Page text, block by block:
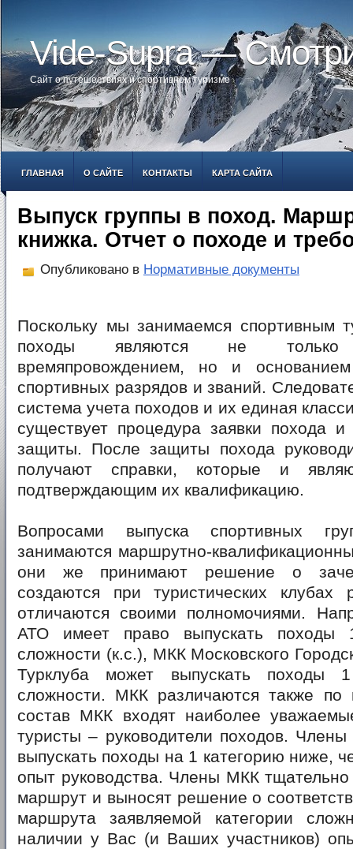
Vide-Supra —
Сайт о путешествиях и спортивном туризме
ГЛАВНАЯ О САЙТЕ КОНТАКТЫ КАРТА САЙТА
Выпуск группы в поход.
книжка. Отчет о походе и
Опубликовано в Нормативные документы
Поскольку мы занимаемся спортивным
походы являются не только
времяпровождением, но и
спортивных разрядов и званий.
система учета походов и их единая
существует процедура заявки похода
защиты. После защиты похода
получают справки, которые и
подтверждающим их квалификацию.
Вопросами выпуска спортивных
занимаются маршрутно-
они же принимают решение о
создаются при туристических клубах
отличаются своими полномочиями.
АТО имеет право выпускать походы
сложности (к.с.), МКК Московского
Турклуба может выпускать походы
сложности. МКК различаются также
состав МКК входят наиболее
туристы – руководители походов.
выпускать походы на 1 категорию ниже,
опыт руководства. Члены МКК
маршрут и выносят решение о
маршрута заявляемой категории
наличии у Вас (и Ваших участников)